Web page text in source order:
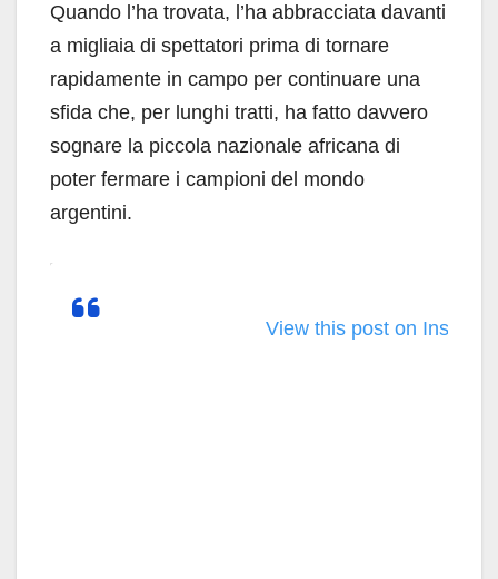
Quando l’ha trovata, l’ha abbracciata davanti
a migliaia di spettatori prima di tornare
rapidamente in campo per continuare una
sfida che, per lunghi tratti, ha fatto davvero
sognare la piccola nazionale africana di
poter fermare i campioni del mondo
argentini.
View this post on